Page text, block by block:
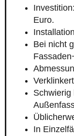
Euro.
Bei nicht
Schwierig
In